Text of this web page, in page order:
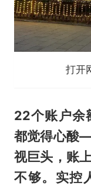
打开
22个账户余
都觉得心酸
视巨头，账
不够。实控